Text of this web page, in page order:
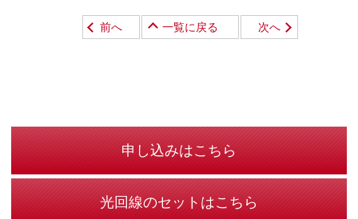
前へ 一覧に戻る 次へ
申し込みはこちら
光回線のセットはこちら